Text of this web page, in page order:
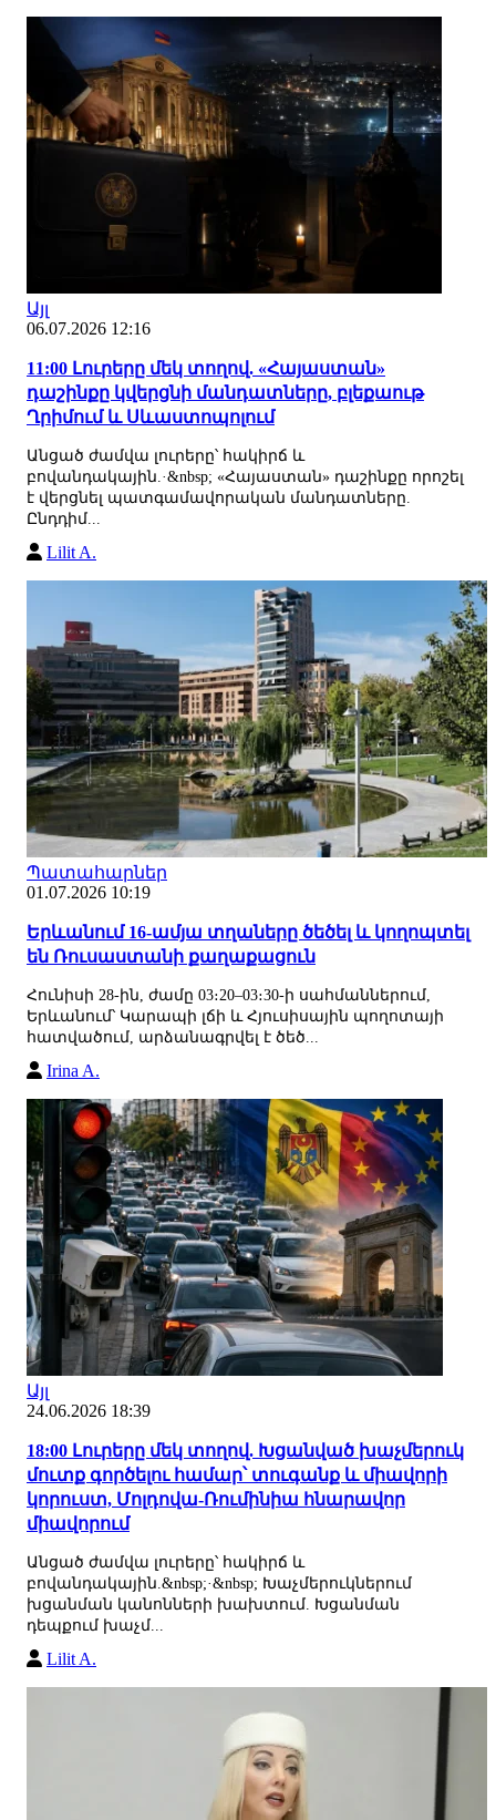
Այլ
06.07.2026 12:16
11:00 Լուրերը մեկ տողով. «Հայաստան»
դաշինքը կվերցնի մանդատները, բլեքաութ
Ղրիմում և Սևաստոպոլում
Անցած ժամվա լուրերը՝ հակիրճ և
բովանդակային.·&nbsp; «Հայաստան» դաշինքը որոշել
է վերցնել պատգամավորական մանդատները.
Ընդդիմ...
Lilit A.
Պատահարներ
01.07.2026 10:19
Երևանում 16-ամյա տղաները ծեծել և կողոպտել
են Ռուսաստանի քաղաքացուն
Հունիսի 28-ին, ժամը 03։20–03։30-ի սահմաններում,
Երևանում՝ Կարապի լճի և Հյուսիսային պողոտայի
հատվածում, արձանագրվել է ծեծ...
Irina A.
Այլ
24.06.2026 18:39
18:00 Լուրերը մեկ տողով. Խցանված խաչմերուկ
մուտք գործելու համար՝ տուգանք և միավորի
կորուստ, Մոլդովա-Ռումինիա հնարավոր
միավորում
Անցած ժամվա լուրերը՝ հակիրճ և
բովանդակային.&nbsp;·&nbsp; Խաչմերուկներում
խցանման կանոնների խախտում. Խցանման
դեպքում խաչմ...
Lilit A.